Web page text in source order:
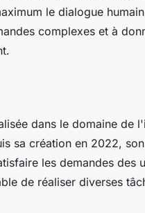
le dialogue
complexes et à
dans le domaine de
sa création en 2022,
les demandes des
de réaliser diverses